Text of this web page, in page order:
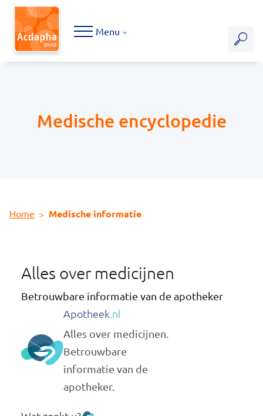
Hoofdmenu
Menu
Home Medische informatie
Medische encyclopedie
Alles over medicijnen
Betrouwbare informatie van de apotheker
Apotheek.nl
Alles over medicijnen.
Betrouwbare
informatie van de
apotheker.